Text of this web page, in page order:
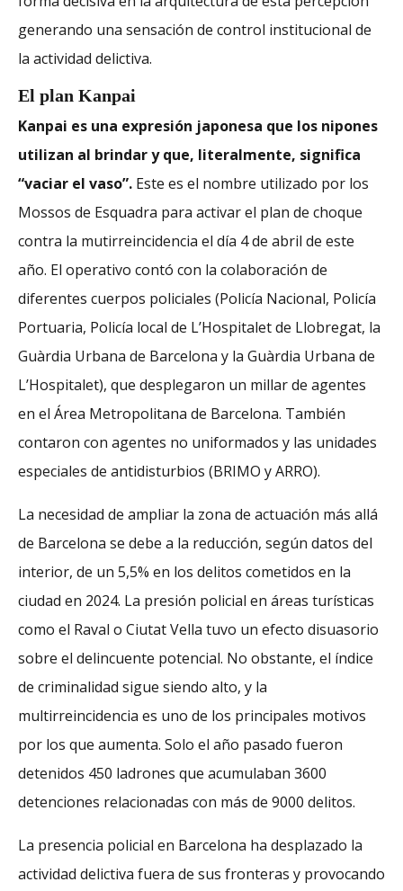
generando una sensación de control institucional de
la actividad delictiva.
El plan Kanpai
Kanpai es una expresión japonesa que los nipones
utilizan al brindar y que, literalmente, significa
“vaciar el vaso”. Este es el nombre utilizado por los
Mossos de Esquadra para activar el plan de choque
contra la mutirreincidencia el día 4 de abril de este
año. El operativo contó con la colaboración de
diferentes cuerpos policiales (Policía Nacional, Policía
Portuaria, Policía local de L’Hospitalet de Llobregat, la
Guàrdia Urbana de Barcelona y la Guàrdia Urbana de
L’Hospitalet), que desplegaron un millar de agentes
en el Área Metropolitana de Barcelona. También
contaron con agentes no uniformados y las unidades
especiales de antidisturbios (BRIMO y ARRO).
La necesidad de ampliar la zona de actuación más allá
de Barcelona se debe a la reducción, según datos del
interior, de un 5,5% en los delitos cometidos en la
ciudad en 2024. La presión policial en áreas turísticas
como el Raval o Ciutat Vella tuvo un efecto disuasorio
sobre el delincuente potencial. No obstante, el índice
de criminalidad sigue siendo alto, y la
multirreincidencia es uno de los principales motivos
por los que aumenta. Solo el año pasado fueron
detenidos 450 ladrones que acumulaban 3600
detenciones relacionadas con más de 9000 delitos.
La presencia policial en Barcelona ha desplazado la
actividad delictiva fuera de sus fronteras y provocando